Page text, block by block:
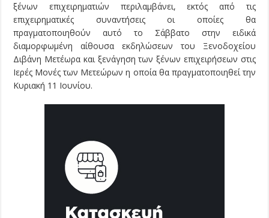
ξένων επιχειρηματιών περιλαμβάνει, εκτός από τις
επιχειρηματικές συναντήσεις οι οποίες θα
πραγματοποιηθούν αυτό το Σάββατο στην ειδικά
διαμορφωμένη αίθουσα εκδηλώσεων του Ξενοδοχείου
Διβάνη Μετέωρα και ξενάγηση των ξένων επιχειρήσεων στις
Ιερές Μονές των Μετεώρων η οποία θα πραγματοποιηθεί την
Κυριακή 11 Ιουνίου.